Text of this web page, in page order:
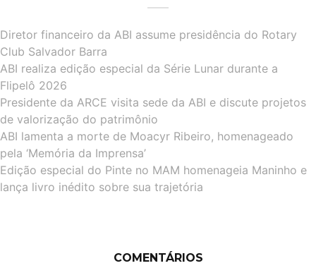
Diretor financeiro da ABI assume presidência do Rotary
Club Salvador Barra
ABI realiza edição especial da Série Lunar durante a
Flipelô 2026
Presidente da ARCE visita sede da ABI e discute projetos
de valorização do patrimônio
ABI lamenta a morte de Moacyr Ribeiro, homenageado
pela ‘Memória da Imprensa’
Edição especial do Pinte no MAM homenageia Maninho e
lança livro inédito sobre sua trajetória
COMENTÁRIOS